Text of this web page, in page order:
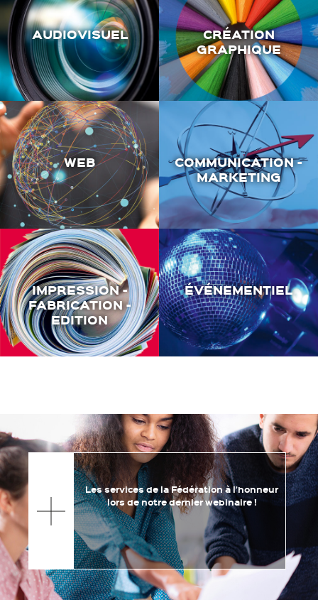
AUDIOVISUEL
CRÉATION
GRAPHIQUE
WEB
COMMUNICATION -
MARKETING
IMPRESSION -
FABRICATION -
EDITION
ÉVÉNEMENTIEL
Les services de la Fédération à l’honneur
lors de notre dernier webinaire !